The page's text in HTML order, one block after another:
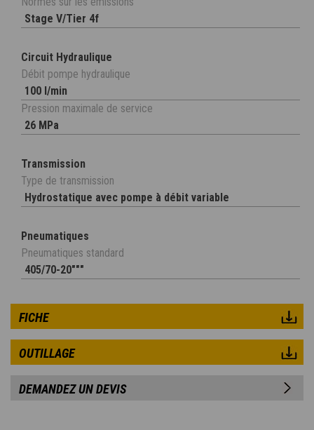
Stage V/Tier 4f
Circuit Hydraulique
Débit pompe hydraulique
100 l/min
Pression maximale de service
26 MPa
Transmission
Type de transmission
Hydrostatique avec pompe à débit variable
Pneumatiques
Pneumatiques standard
405/70-20"""
FICHE
OUTILLAGE
DEMANDEZ UN DEVIS